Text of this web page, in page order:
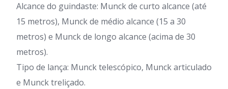
Alcance do guindaste: Munck de curto alcance (até
15 metros), Munck de médio alcance (15 a 30
metros) e Munck de longo alcance (acima de 30
metros).
Tipo de lança: Munck telescópico, Munck articulado
e Munck treliçado.